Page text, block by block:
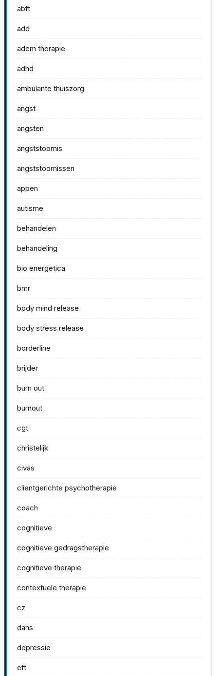
abft
add
adem therapie
adhd
ambulante thuiszorg
angst
angsten
angststoornis
angststoornissen
appen
autisme
behandelen
behandeling
bio energetica
bmr
body mind release
body stress release
borderline
brijder
burn out
burnout
cgt
christelijk
civas
clientgerichte psychotherapie
coach
cognitieve
cognitieve gedragstherapie
cognitieve therapie
contextuele therapie
cz
dans
depressie
eft